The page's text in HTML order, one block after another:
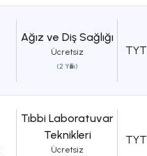
Ağız ve Diş Sağlığı
Ücretsiz
(2 Yıllık)
TYT
Tıbbi Laboratuvar
Teknikleri
Ücretsiz
TYT